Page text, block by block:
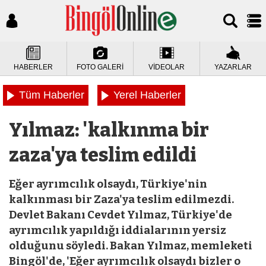
HABERLER FOTO GALERİ VİDEOLAR YAZARLAR
Tüm Haberler Yerel Haberler
Yılmaz: 'kalkınma bir
zaza'ya teslim edildi
Eğer ayrımcılık olsaydı, Türkiye'nin
kalkınması bir Zaza'ya teslim edilmezdi.
Devlet Bakanı Cevdet Yılmaz, Türkiye'de
ayrımcılık yapıldığı iddialarının yersiz
olduğunu söyledi. Bakan Yılmaz, memleketi
Bingöl'de, 'Eğer ayrımcılık olsaydı bizler o